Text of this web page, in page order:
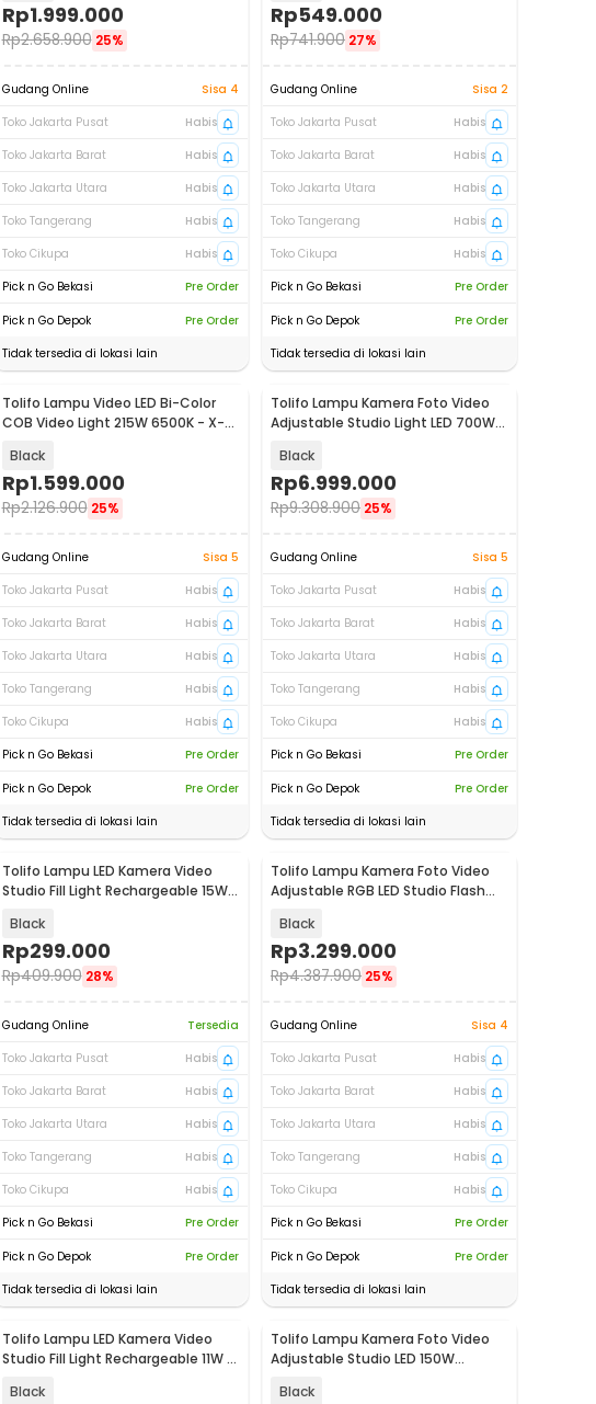
Rp1.999.000
Rp2.658.900 25%
Gudang Online
Sisa 4
Toko Jakarta Pusat
Habis
Toko Jakarta Barat
Habis
Toko Jakarta Utara
Habis
Toko Tangerang
Habis
Toko Cikupa
Habis
Pick n Go Bekasi
Pre Order
Pick n Go Depok
Pre Order
Tidak tersedia di lokasi lain
Rp549.000
Rp741.900 27%
Gudang Online
Sisa 2
Toko Jakarta Pusat
Habis
Toko Jakarta Barat
Habis
Toko Jakarta Utara
Habis
Toko Tangerang
Habis
Toko Cikupa
Habis
Pick n Go Bekasi
Pre Order
Pick n Go Depok
Pre Order
Tidak tersedia di lokasi lain
Tolifo Lampu Video LED Bi-Color
COB Video Light 215W 6500K - X-
Black
Rp1.599.000
Rp2.126.900 25%
Gudang Online
Sisa 5
Toko Jakarta Pusat
Habis
Toko Jakarta Barat
Habis
Toko Jakarta Utara
Habis
Toko Tangerang
Habis
Toko Cikupa
Habis
Pick n Go Bekasi
Pre Order
Pick n Go Depok
Pre Order
Tidak tersedia di lokasi lain
Tolifo Lampu Kamera Foto Video
Adjustable Studio Light LED 700W -
Black
Rp6.999.000
Rp9.308.900 25%
Gudang Online
Sisa 5
Toko Jakarta Pusat
Habis
Toko Jakarta Barat
Habis
Toko Jakarta Utara
Habis
Toko Tangerang
Habis
Toko Cikupa
Habis
Pick n Go Bekasi
Pre Order
Pick n Go Depok
Pre Order
Tidak tersedia di lokasi lain
Tolifo Lampu LED Kamera Video
Studio Fill Light Rechargeable 15W -
Black
Rp299.000
Rp409.900 28%
Gudang Online
Tersedia
Toko Jakarta Pusat
Habis
Toko Jakarta Barat
Habis
Toko Jakarta Utara
Habis
Toko Tangerang
Habis
Toko Cikupa
Habis
Pick n Go Bekasi
Pre Order
Pick n Go Depok
Pre Order
Tidak tersedia di lokasi lain
Tolifo Lampu Kamera Foto Video
Adjustable RGB LED Studio Flash
Black
Rp3.299.000
Rp4.387.900 25%
Gudang Online
Sisa 4
Toko Jakarta Pusat
Habis
Toko Jakarta Barat
Habis
Toko Jakarta Utara
Habis
Toko Tangerang
Habis
Toko Cikupa
Habis
Pick n Go Bekasi
Pre Order
Pick n Go Depok
Pre Order
Tidak tersedia di lokasi lain
Tolifo Lampu LED Kamera Video
Studio Fill Light Rechargeable 11W -
Black
Tolifo Lampu Kamera Foto Video
Adjustable Studio LED 150W
Black